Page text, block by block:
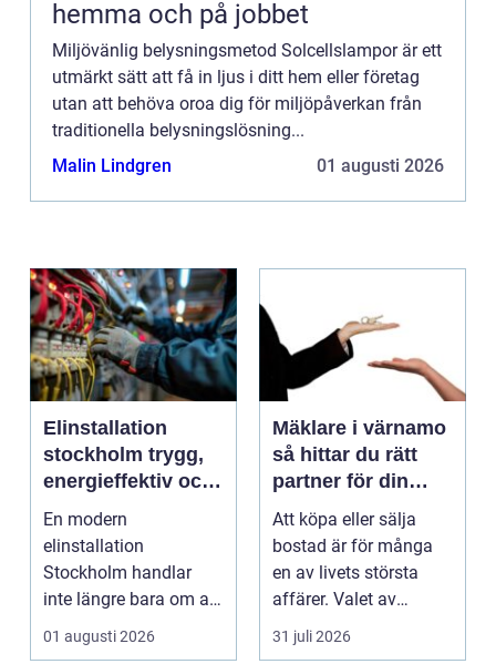
hemma och på jobbet
Miljövänlig belysningsmetod Solcellslampor är ett
utmärkt sätt att få in ljus i ditt hem eller företag
utan att behöva oroa dig för miljöpåverkan från
traditionella belysningslösning...
Malin Lindgren
01 augusti 2026
Elinstallation
stockholm trygg,
energieffektiv och
framtidssäker el i
företagslokaler
En modern
elinstallation
Stockholm handlar
inte längre bara om att
få belysning och uttag
på rätt pl...
01 augusti 2026
Mäklare i värnamo
så hittar du rätt
partner för din
bostadsaffär
Att köpa eller sälja
bostad är för många
en av livets största
affärer. Valet av
mäklare Värnamo
påve...
31 juli 2026